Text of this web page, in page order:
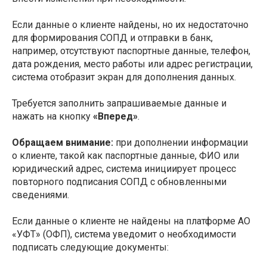
Если данные о клиенте найдены, но их недостаточно
для формирования СОПД и отправки в банк,
например, отсутствуют паспортные данные, телефон,
дата рождения, место работы или адрес регистрации,
система отобразит экран для дополнения данных.
Требуется заполнить запрашиваемые данные и
нажать на кнопку «Вперед».
Обращаем внимание: при дополнении информации
о клиенте, такой как паспортные данные, ФИО или
юридический адрес, система инициирует процесс
повторного подписания СОПД с обновленными
сведениями.
Если данные о клиенте не найдены на платформе АО
«УФТ» (ОФП), система уведомит о необходимости
подписать следующие документы: